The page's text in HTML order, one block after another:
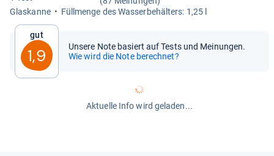
Glas­kanne
Füll­menge des Was­ser­be­häl­ters: 1,25 l
Gut
1,9
Unsere Note basiert auf Tests und Meinungen.
Wie wird die Note berechnet?
Aktuelle Info wird geladen...